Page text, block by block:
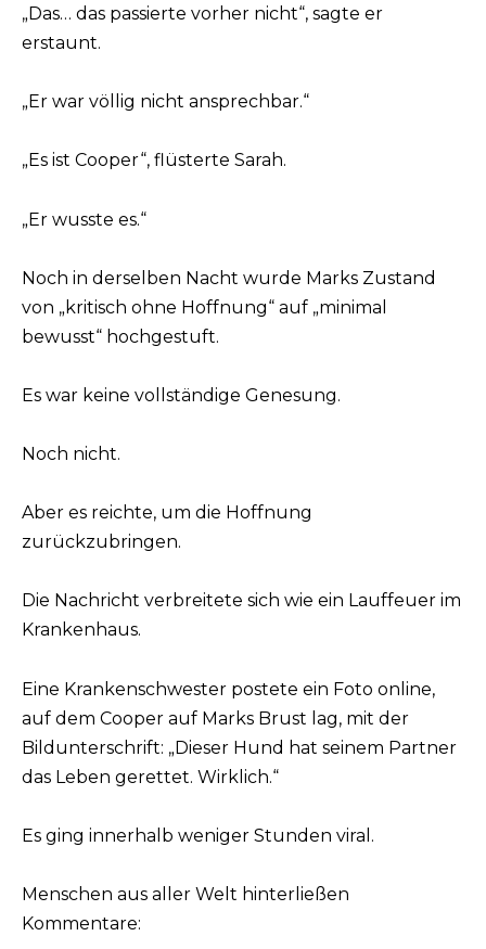
„Das… das passierte vorher nicht“, sagte er
erstaunt.
„Er war völlig nicht ansprechbar.“
„Es ist Cooper“, flüsterte Sarah.
„Er wusste es.“
Noch in derselben Nacht wurde Marks Zustand
von „kritisch ohne Hoffnung“ auf „minimal
bewusst“ hochgestuft.
Es war keine vollständige Genesung.
Noch nicht.
Aber es reichte, um die Hoffnung
zurückzubringen.
Die Nachricht verbreitete sich wie ein Lauffeuer im
Krankenhaus.
Eine Krankenschwester postete ein Foto online,
auf dem Cooper auf Marks Brust lag, mit der
Bildunterschrift: „Dieser Hund hat seinem Partner
das Leben gerettet. Wirklich.“
Es ging innerhalb weniger Stunden viral.
Menschen aus aller Welt hinterließen
Kommentare: